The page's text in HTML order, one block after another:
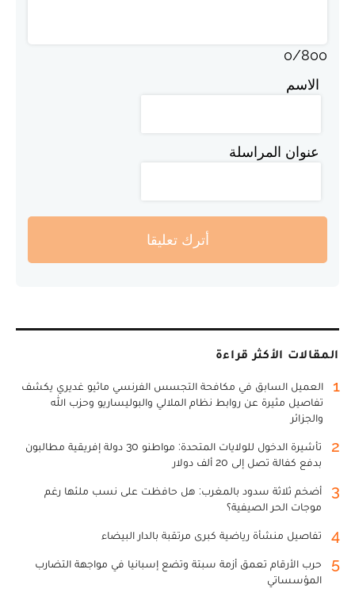
0/800
الاسم
عنوان المراسلة
أترك تعليقا
المقالات الأكثر قراءة
1
العميل السابق في مكافحة التجسس الفرنسي ماثيو غديري يكشف
تفاصيل مثيرة عن روابط نظام الملالي والبوليساريو وحزب الله
والجزائر
2
تأشيرة الدخول للولايات المتحدة: مواطنو 30 دولة إفريقية مطالبون
بدفع كفالة تصل إلى 20 ألف دولار
3
أضخم ثلاثة سدود بالمغرب: هل حافظت على نسب ملئها رغم
موجات الحر الصيفية؟
4 تفاصيل منشأة رياضية كبرى مرتقبة بالدار البيضاء
5
حرب الأرقام تعمق أزمة سبتة وتضع إسبانيا في مواجهة التضارب
المؤسساتي